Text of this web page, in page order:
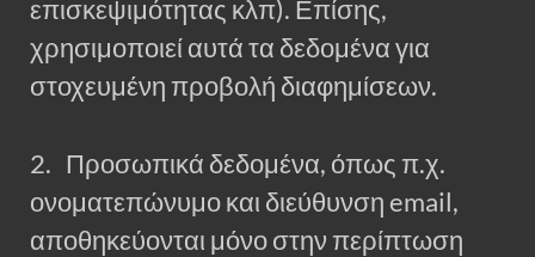
επισκεψιμότητας κλπ). Επίσης,
χρησιμοποιεί αυτά τα δεδομένα για
στοχευμένη προβολή διαφημίσεων.
2. Προσωπικά δεδομένα, όπως π.χ.
ονοματεπώνυμο και διεύθυνση email,
αποθηκεύονται μόνο στην περίπτωση